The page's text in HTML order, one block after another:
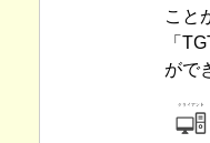
こと
「
がで